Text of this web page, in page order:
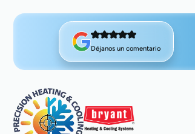
Déjanos un comentario